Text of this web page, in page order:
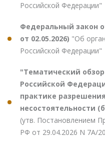
Российской Федерации"
Федеральный закон
от 02.05.2026) "Об
Российской Федерации"
"Тематический
Российской
практике
несостоятельности
(утв. Постановлением
РФ от 29.04.2026 N 7А/